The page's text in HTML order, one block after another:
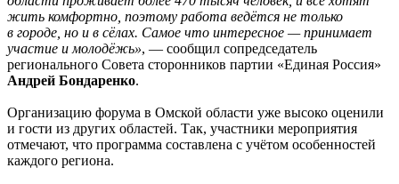
жить комфортно, поэтому работа ведётся не только
в городе, но и в сёлах. Самое что интересное — принимает
участие и молодёжь», — сообщил сопредседатель
регионального Совета сторонников партии «Единая Россия»
Андрей Бондаренко.
Организацию форума в Омской области уже высоко оценили
и гости из других областей. Так, участники мероприятия
отмечают, что программа составлена с учётом особенностей
каждого региона.